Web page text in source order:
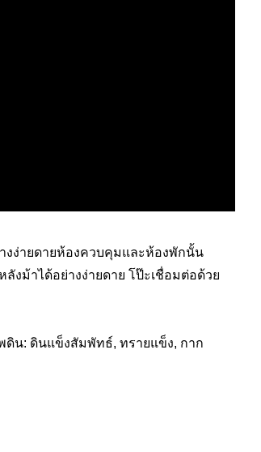
งง่ายดายห้องควบคุมและห้องพักนั้น
งม้าได้อย่างง่ายดาย โป๊ะเชื่อมต่อด้วย
ดิน: ดินแข็งสัมพัทธ์, ทรายแข็ง, กาก